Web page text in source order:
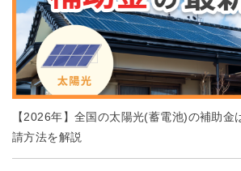
【2026年】全国の太陽光(蓄電池)の補助金
請方法を解説